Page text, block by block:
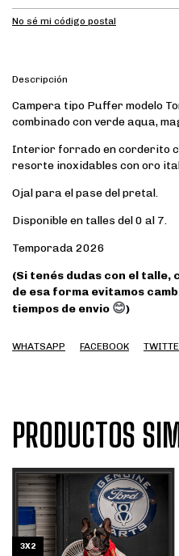
No sé mi código postal
Descripción
Campera tipo Puffer modelo
combinado con verde aqua,
Interior forrado en corderito
resorte inoxidables con oro
Ojal para el pase del pretal.
Disponible en talles del 0 al 7.
Temporada 2026
(Si tenés dudas con el talle,
de esa forma evitamos
tiempos de envio 😊)
WHATSAPP FACEBOOK
PRODUCTOS
3X2